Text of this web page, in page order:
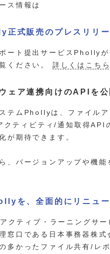
ス情報は
正式販売のプレスリリ
ート提出サービスPholly
ください。 詳しくはこちら
ェア連携向けのAPIを公
テムPhollyは、ファイル
ティビティ/通知取得API
が期待できます。
、バージョンアップや機
を、全面的にリニュ
クティブ・ラーニングサ
窓口である日本事務器株
多かったファイル共有/レ